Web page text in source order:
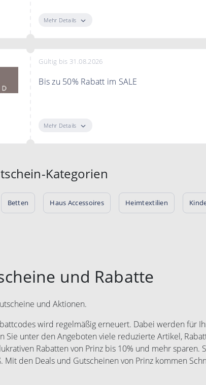
Mehr Details
Gültig bis 31.08.2026
Bis zu 50% Rabatt im SALE
Mehr Details
Kategorien
Betten Haus Accessoires Heimtextilien
und Rabatte
und Aktionen.
wird regelmäßig erneuert. Dabei werden für
Sie unter den Angeboten viele reduzierte Artikel,
Rabatten von Prinz bis 10% und mehr sparen.
Mit den Deals und Gutscheinen von Prinz kommen